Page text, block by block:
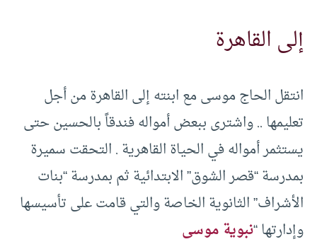
إلى القاهرة
انتقل الحاج موسى مع ابنته إلى القاهرة من أجل
تعليمها .. واشترى ببعض أمواله فندقاً بالحسين حتى
يستثمر أمواله في الحياة القاهرية . التحقت سميرة
بمدرسة “قصر الشوق” الابتدائية ثم بمدرسة “بنات
الأشراف” الثانوية الخاصة والتي قامت على تأسيسها
وإدارتها “نبوية موسى